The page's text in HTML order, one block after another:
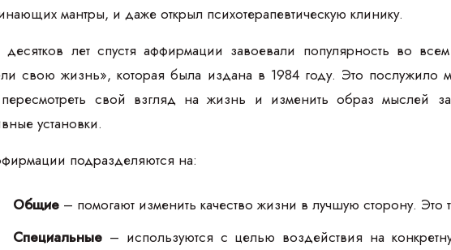
мантры, и даже открыл психотерапевтическую клинику.
лет спустя аффирмации завоевали популярность во
свою жизнь», которая была издана в 1984 году. Это послужило
свой взгляд на жизнь и изменить образ мыслей
установки.
подразделяются на:
Общие – помогают изменить качество жизни в лучшую сторону.
Специальные – используются с целью воздействия на